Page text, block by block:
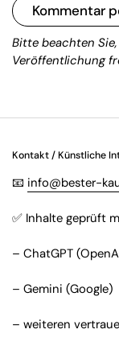
Kommentar
Bitte beachten
Veröffentlichung
Kontakt / Künstliche
📧 info@bester-
✅ Inhalte geprüft
– ChatGPT
– Gemini (Google)
– weiteren